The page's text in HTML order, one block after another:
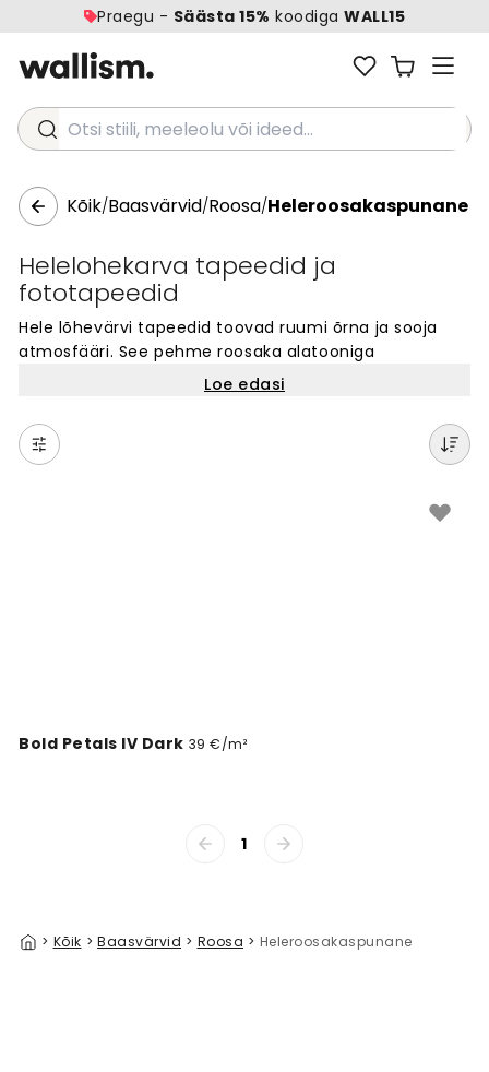
Praegu - Säästa 15% koodiga WALL15
Otsi stiili, meeleolu või ideed...
Kõik/Baasvärvid/Roosa/Heleroosakaspunane
Helelohekarva tapeedid ja
fototapeedid
Hele lõhevärvi tapeedid toovad ruumi õrna ja sooja
atmosfääri. See pehme roosaka alatooniga
värvivarjund loob rahulikku ja kutsuva meeleolu igas
elutuppa, pakkudes peenust ilma liigse intensiivsuseta.
See värv sobib hästi nii moodsasse kui ka klassikalisse
sisekujundusse, andes seintele kerge ja õhulise ilme.
Loe edasi
Bold Petals IV Dark 39 €/m²
1
> Kõik > Baasvärvid > Roosa > Heleroosakaspunane